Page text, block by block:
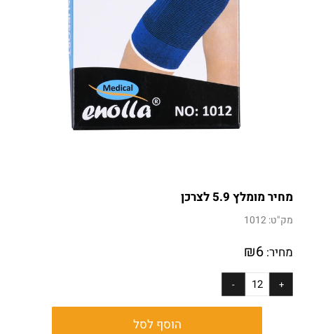
מחיר מומלץ 5.9 לצרכן
מק"ט:1012
מחיר: ₪6
הוסף לסל